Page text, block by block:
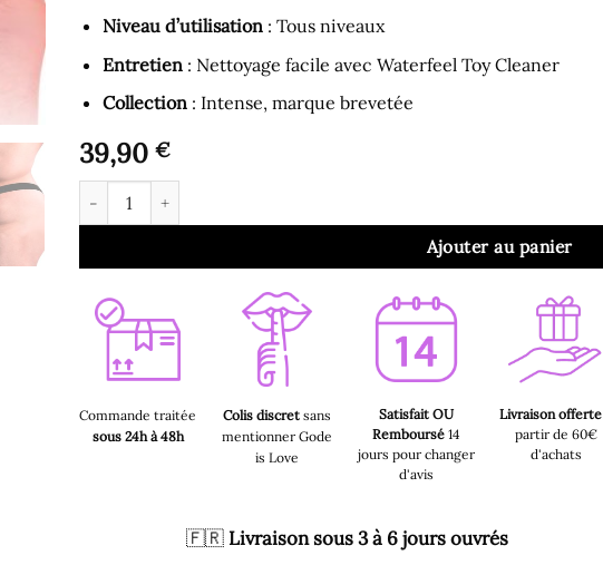
Niveau d’utilisation: Tous niveaux
Entretien: Nettoyage facile avec Waterfeel Toy Cleaner
Collection: Intense, marque brevetée
39,90 €
quantité de Gode Ceinture - Harnais Creux avec Gode 16 x 3 cm
Ajouter au panier
Commande traitée
sous 24h à 48h
Colis discret sans
mentionner Gode
is Love
Satisfait OU
Remboursé 14
jours pour changer
d'avis
Livraison offerte
partir de 60€
d'achats
🇫🇷 Livraison sous 3 à 6 jours ouvrés